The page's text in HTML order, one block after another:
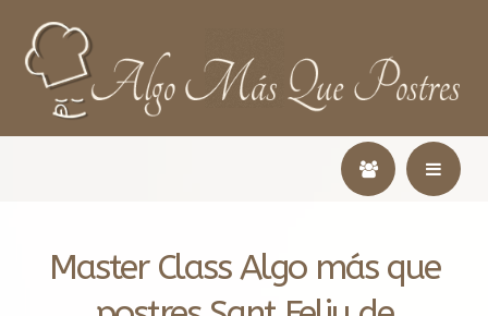
Master Class Algo más que